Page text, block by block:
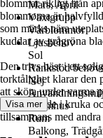
Mars, April
Växtgrupp
Vårblommor
Ljusbehov
Sol
Rankstöd
Nej
Utomhus
Rum
Balkong,
blommar rikligt från
blommorna är
som märks nära
kuddar av grågröna
Den trivs bäst i ett
torktålighet klarar den
att sköta under varma
lämplig både i kruka
tillsammans med
Visa mer